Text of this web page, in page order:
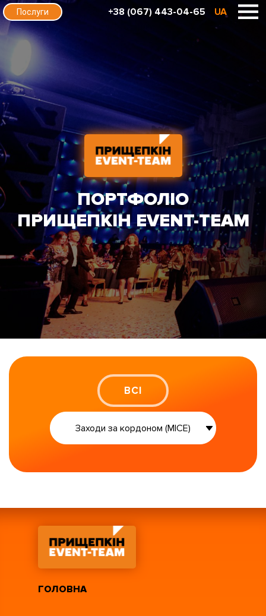
+38 (067) 443-04-65 UA
Послуги
ПОРТФОЛІО
ПРИЩЕПКІН EVENT-TEAM
Заходи за кордоном (MICE)
Заходи за кордоном (MICE)
ВСІ
ГОЛОВНА